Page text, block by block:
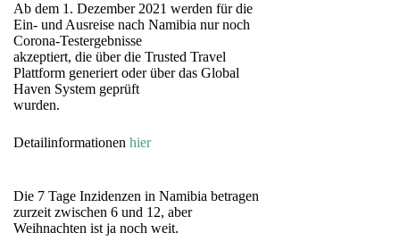
Ab dem 1. Dezember 2021 werden für die
Ein- und Ausreise nach Namibia nur noch
Corona-Testergebnisse
akzeptiert, die über die Trusted Travel
Plattform generiert oder über das Global
Haven System geprüft
wurden.
Detailinformationen hier
Die 7 Tage Inzidenzen in Namibia betragen
zurzeit zwischen 6 und 12, aber
Weihnachten ist ja noch weit.